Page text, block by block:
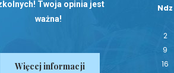
Twoja opinia jest
ważna!
Więcej informacji
Ndz
2
9
16